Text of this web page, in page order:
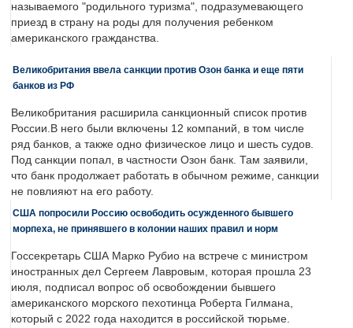
называемого "родильного туризма", подразумевающего
приезд в страну на роды для получения ребенком
американского гражданства.
Великобритания ввела санкции против Озон банка и еще пяти
банков из РФ
Великобритания расширила санкционный список против
России.В него были включены 12 компаний, в том числе
ряд банков, а также одно физическое лицо и шесть судов.
Под санкции попал, в частности Озон банк. Там заявили,
что банк продолжает работать в обычном режиме, санкции
не повлияют на его работу.
США попросили Россию освободить осужденного бывшего
морпеха, не принявшего в колонии наших правил и норм
Госсекретарь США Марко Рубио на встрече с министром
иностранных дел Сергеем Лавровым, которая прошла 23
июля, подписал вопрос об освобождении бывшего
американского морского пехотинца Роберта Гилмана,
который с 2022 года находится в российской тюрьме.